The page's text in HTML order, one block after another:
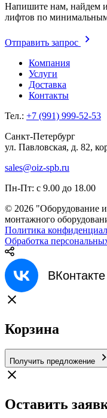
Напишите нам, найдем и
лифтов по
Отправить запрос
Компания
Услуги
Доставка
Контакты
Тел.: +7 (991) 999-52-53
Санкт-Петербург
ул. Павловская, д. 82,
sales@oiz-spb.ru
Пн-Пт: с 9.00 до 18.00
© 2026 "Оборудование
монтажного
Политика
Обработка
ВКонтакте
Корзина
Получить предложение
Оставить